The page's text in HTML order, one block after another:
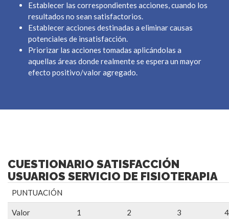
Establecer las correspondientes acciones, cuando los
resultados no sean satisfactorios.
Establecer acciones destinadas a eliminar causas
potenciales de insatisfacción.
Priorizar las acciones tomadas aplicándolas a
aquellas áreas donde realmente se espera un mayor
efecto positivo/valor agregado.
CUESTIONARIO SATISFACCIÓN
USUARIOS SERVICIO DE FISIOTERAPIA
PUNTUACIÓN
Valor 1 2 3 4